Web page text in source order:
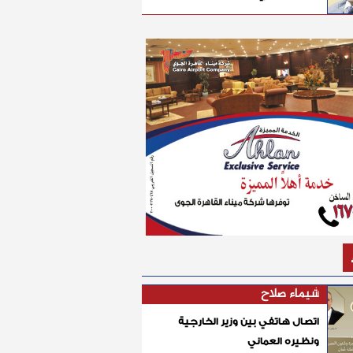
شيماء صلاح
اتصال هاتفي بين وزير الخارجية
ونظيره العماني